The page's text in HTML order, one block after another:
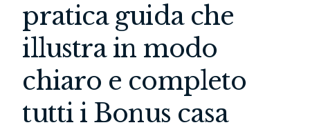
pratica guida che
illustra in modo
chiaro e completo
tutti i Bonus casa